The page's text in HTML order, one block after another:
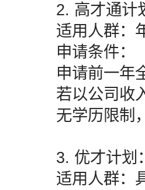
2. 高才通计
适用人群：
申请条件：
申请前一年
若以公司收
无学历限制
3. 优才计划
适用人群：